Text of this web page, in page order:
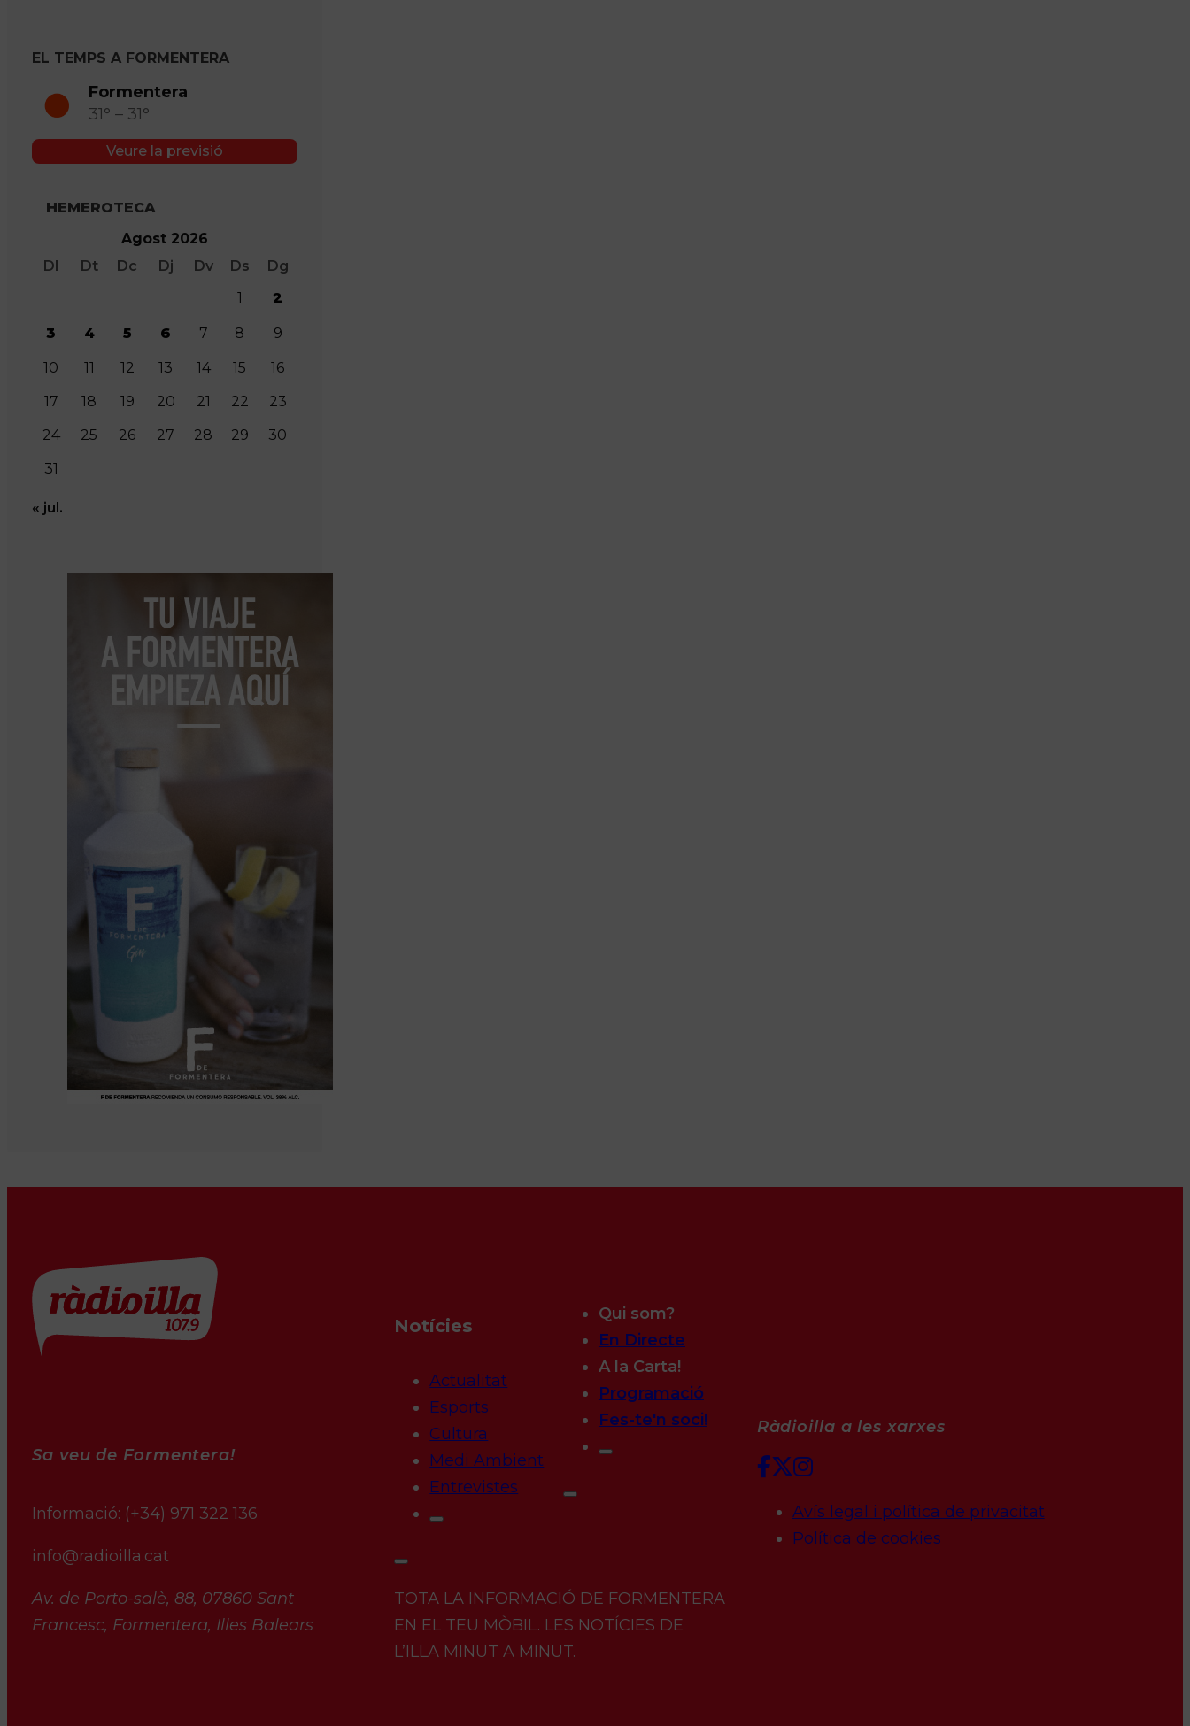
EL TEMPS A FORMENTERA
Formentera
31° – 31°
Veure la previsió
HEMEROTECA
Agost 2026
Dl
Dt Dc Dj Dv Ds
Dg
1
2
3 4 5 6 7 8 9
10 11 12 13 14 15
16
17
18 19 20 21 22
23
24
25 26 27 28 29
30
31
« jul.
Sa veu de Formentera!
Informació: (+34) 971 322 136
info@radioilla.cat
Av. de Porto-salè, 88, 07860 Sant
Francesc, Formentera, Illes Balears
Notícies
Actualitat
Esports
Cultura
Medi Ambient
Entrevistes
Qui som?
En Directe
A la Carta!
Programació
Fes-te'n soci!
TOTA LA INFORMACIÓ DE FORMENTERA
EN EL TEU MÒBIL. LES NOTÍCIES DE
L’ILLA MINUT A MINUT.
Ràdioilla a les xarxes
Avís legal i política de privacitat
Política de cookies